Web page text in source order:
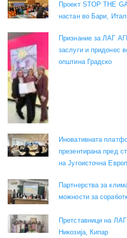
Проект STOP THE
настан во Бари,
Признание за ЛАГ
заслуги и придонес
општина Градско
Иновативната
презентирана пред
на Југоисточна
Партнерства за
можности за
Претставници на
Никозија, Кипар